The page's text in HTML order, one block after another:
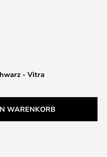
- Vitra
WARENKORB